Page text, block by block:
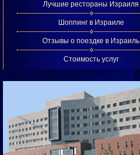
Лучшие рестораны Израиля
Шоппинг в Израиле
Отзывы о поездке в Израиль
Стоимость услуг